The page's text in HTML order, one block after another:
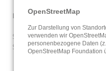
Bildnachweise
Stadtbibliothek Hanau:
Stadtbücherei Frankfurt:
OpenStreetMap
Zur Darstellung von
verwenden wir
personenbezogene Daten
OpenStreetMap Foundation